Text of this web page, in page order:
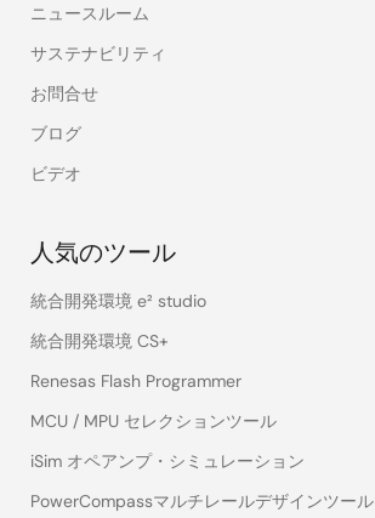
ニュースルーム
サステナビリティ
お問合せ
ブログ
ビデオ
人気のツール
統合開発環境 e² studio
統合開発環境 CS+
Renesas Flash Programmer
MCU / MPU セレクションツール
iSim オペアンプ・シミュレーション
PowerCompassマルチレールデザインツール